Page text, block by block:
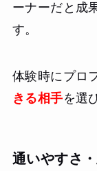
ーナーだと成
す。
体験時にプロ
きる相手を選
通いやすさ